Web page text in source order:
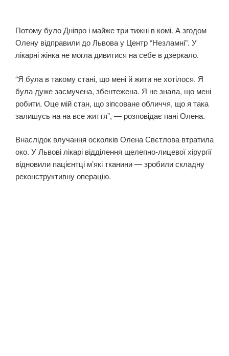
Потому було Дніпро і майже три тижні в комі. А згодом
Олену відправили до Львова у Центр “Незламні”. У
лікарні жінка не могла дивитися на себе в дзеркало.
“Я була в такому стані, що мені й жити не хотілося. Я
була дуже засмучена, збентежена. Я не знала, що мені
робити. Оце мій стан, що зіпсоване обличчя, що я така
залишусь на на все життя”, — розповідає пані Олена.
Внаслідок влучання осколків Олена Свєтлова втратила
око. У Львові лікарі відділення щелепно-лицевої хірургії
відновили пацієнтці м’які тканини — зробили складну
реконструктивну операцію.